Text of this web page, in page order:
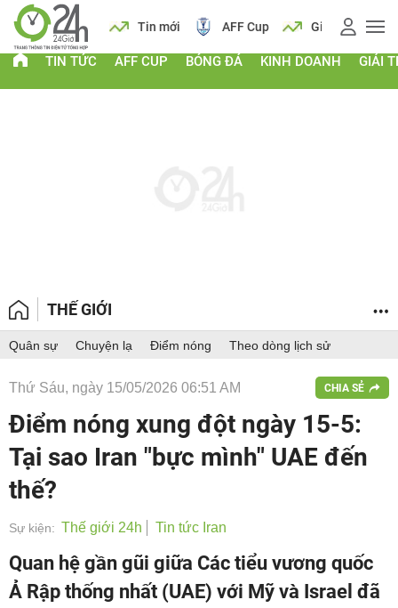
Lịch Tin mới AFF Cup Giá vàng
TIN TỨC AFF CUP BÓNG ĐÁ KINH DOANH GIẢI
THẾ GIỚI
Quân sự Chuyện lạ Điểm nóng Theo dòng lịch sử
Thứ Sáu, ngày 15/05/2026 06:51 AM CHIA SẺ
Điểm nóng xung đột ngày 15-5:
Tại sao Iran "bực mình" UAE đến
thế?
Sự kiện: Thế giới 24h Tin tức Iran
Quan hệ gần gũi giữa Các tiểu vương quốc
Ả Rập thống nhất (UAE) với Mỹ và Israel đã